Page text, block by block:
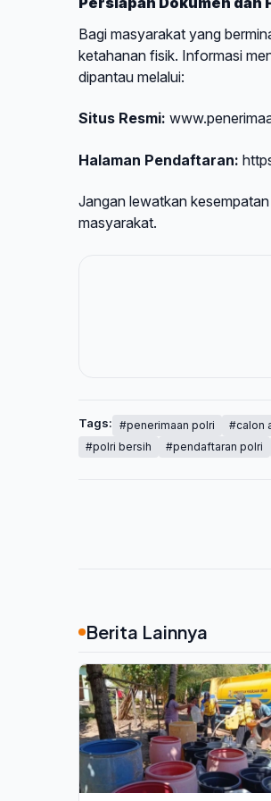
Bagi masyarakat yang
ketahanan fisik. Informasi
dipantau melalui:
Situs Resmi:
Halaman Pendaftaran:
Jangan lewatkan
masyarakat.
Tags: #penerimaan polri #calon
#polri bersih
#pendaftaran polri
Berita Lainnya